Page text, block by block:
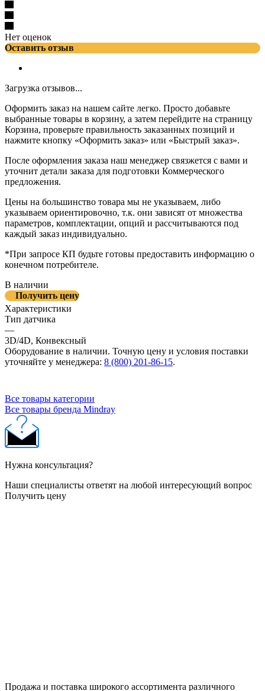
Нет оценок
Оставить отзыв
Загрузка отзывов...
Оформить заказ на нашем сайте легко. Просто добавьте
выбранные товары в корзину, а затем перейдите на страницу
Корзина, проверьте правильность заказанных позиций и
нажмите кнопку «Оформить заказ» или «Быстрый заказ».
После оформления заказа наш менеджер связжется с вами и
уточнит детали заказа для подготовки Коммерческого
предложения.
Цены на большинство товара мы не указываем, либо
указываем ориентировочно, т.к. они зависят от множества
параметров, комплектации, опций и рассчитываются под
каждый заказ индивидуально.
*При запросе КП будьте готовы предоставить информацию о
конечном потребителе.
В наличии
Получить цену
Характеристики
Тип датчика
—
3D/4D, Конвексный
Оборудование в наличии. Точную цену и условия поставки
уточняйте у менеджера: 8 (800) 201-86-15.
Все товары категории
Все товары бренда Mindray
Нужна консультация?
Наши специалисты ответят на любой интересующий вопрос
Получить цену
Продажа и поставка широкого ассортимента различного